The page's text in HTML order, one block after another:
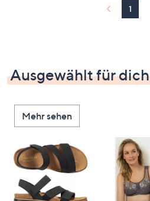
1
Ausgewählt für dich
Mehr sehen